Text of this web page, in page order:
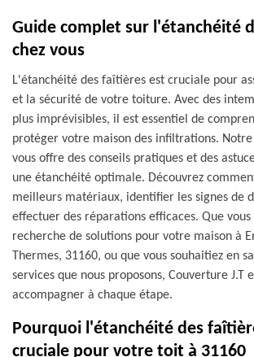
Guide complet sur l'étanchéité
chez vous
L'étanchéité des faîtières est cruciale pour
et la sécurité de votre toiture. Avec des
plus imprévisibles, il est essentiel de
protéger votre maison des infiltrations.
vous offre des conseils pratiques et des
une étanchéité optimale. Découvrez
meilleurs matériaux, identifier les signes de
effectuer des réparations efficaces. Que vous
recherche de solutions pour votre maison à
Thermes, 31160, ou que vous souhaitiez en
services que nous proposons, Couverture J.T
accompagner à chaque étape.
Pourquoi l'étanchéité des
cruciale pour votre toit à 31160